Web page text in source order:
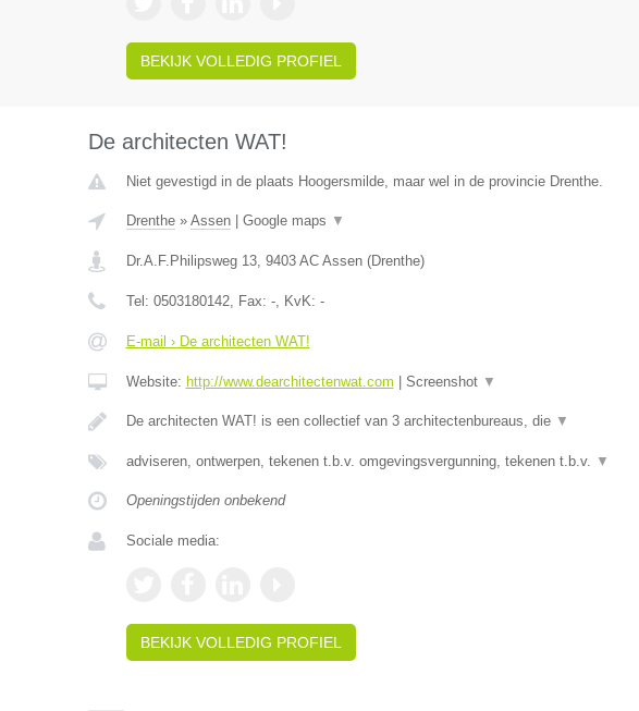
BEKIJK VOLLEDIG PROFIEL
De architecten WAT!
Niet gevestigd in de plaats Hoogersmilde, maar wel in de provincie Drenthe.
Drenthe» Assen| Google maps ▼
Dr.A.F.Philipsweg 13, 9403 AC Assen(Drenthe)
Tel: 0503180142, Fax: -, KvK: -
E-mail › De architecten WAT!
Website: http://www.dearchitectenwat.com Screenshot ▼
De architecten WAT! is een collectief van 3 architectenbureaus, die ▼
adviseren, ontwerpen, tekenen t.b.v. omgevingsvergunning, tekenen t.b.v. ▼
Openingstijden onbekend
Sociale media:
BEKIJK VOLLEDIG PROFIEL